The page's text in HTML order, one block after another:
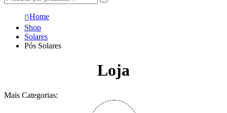
Home
Shop
Solares
Pós Solares
Loja
Mais Categorias: